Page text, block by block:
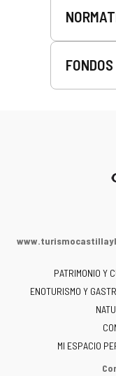
PATRIMONIO Y
ENOTURISMO Y
MI ESPACIO